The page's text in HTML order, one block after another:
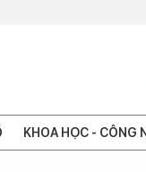
KHOA HỌC - CÔNG